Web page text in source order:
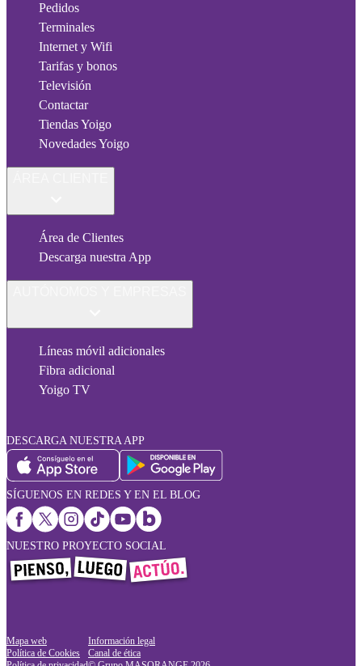
Pedidos
Terminales
Internet y Wifi
Tarifas y bonos
Televisión
Contactar
Tiendas Yoigo
Novedades Yoigo
Área de Clientes
Descarga nuestra App
Líneas móvil adicionales
Fibra adicional
Yoigo TV
DESCARGA NUESTRA APP
SÍGUENOS EN REDES Y EN EL BLOG
NUESTRO PROYECTO SOCIAL
Mapa web
Política de Cookies
Información legal
Canal de ética